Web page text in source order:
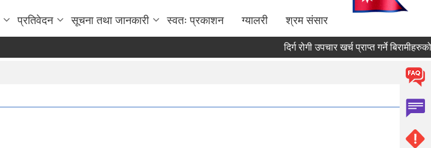
प्रतिवेदन सूचना तथा जानकारी स्वतः प्रकाशन ग्यालरी श्रम संसार
दिर्ग रोगी उपचार खर्च प्राप्त गर्ने